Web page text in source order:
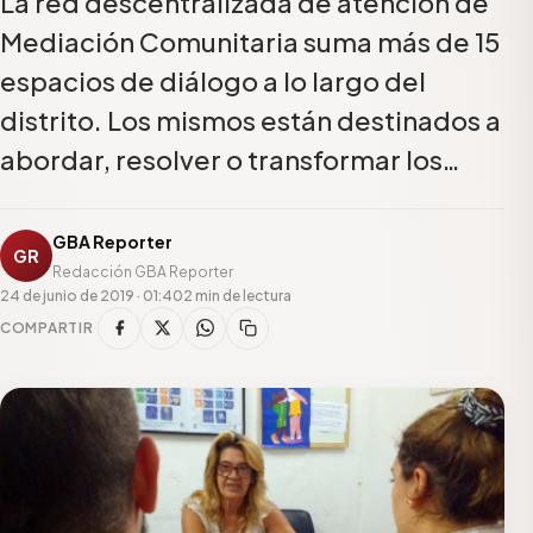
Mediación Comunitaria suma más de 15
espacios de diálogo a lo largo del
distrito. Los mismos están destinados a
abordar, resolver o transformar los…
GR
GBA Reporter
Redacción GBA Reporter
24 de junio de 2019 · 01:402 min de lectura
COMPARTIR